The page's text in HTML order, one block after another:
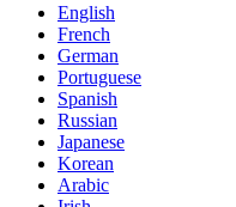
English
French
German
Portuguese
Spanish
Russian
Japanese
Korean
Arabic